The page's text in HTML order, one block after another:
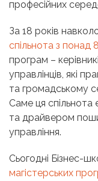
професійних
За 18 років
спільнота з понад
програм –
управлінців, які
та громадському
Саме ця спільнота
та драйвером
управління.
Сьогодні Бізнес-
магістерських